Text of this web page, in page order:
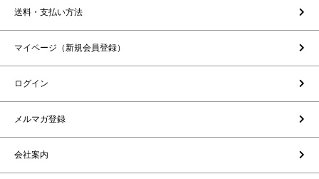
送料・支払い方法
マイページ（新規会員登録）
ログイン
メルマガ登録
会社案内